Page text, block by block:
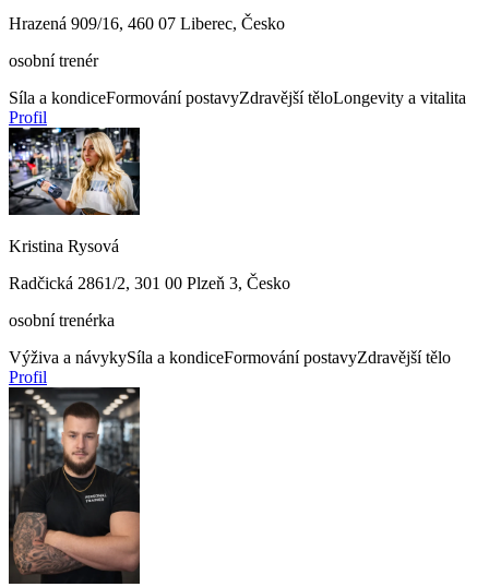
Hrazená 909/16, 460 07 Liberec, Česko
osobní trenér
Síla a kondiceFormování postavyZdravější těloLongevity a vitalita
Profil
Kristina Rysová
Radčická 2861/2, 301 00 Plzeň 3, Česko
osobní trenérka
Výživa a návykySíla a kondiceFormování postavyZdravější tělo
Profil